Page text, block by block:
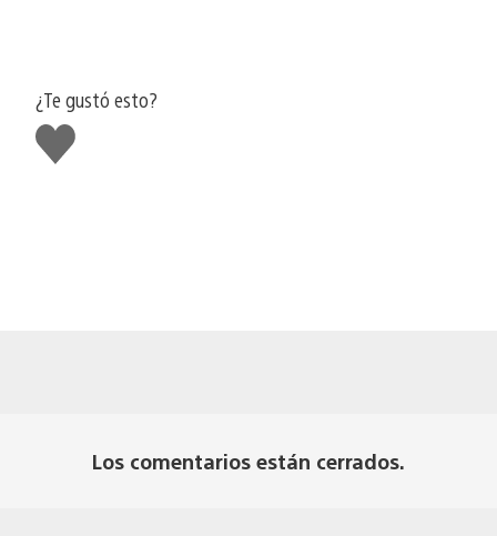
¿Te gustó esto?
Me
gusta
Los comentarios están cerrados.